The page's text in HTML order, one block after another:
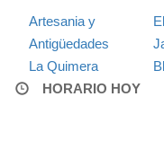
Artesania y
Antigüedades
La Quimera
HORARIO HOY